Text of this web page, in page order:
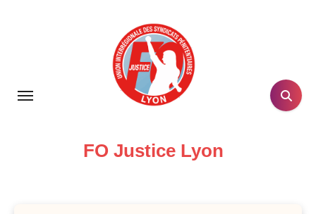
FO Justice Lyon